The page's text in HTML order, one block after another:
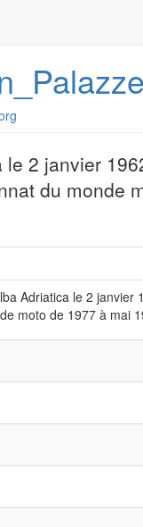
2 janvier
du monde
Adriatica le 2
moto de 1977 à mai